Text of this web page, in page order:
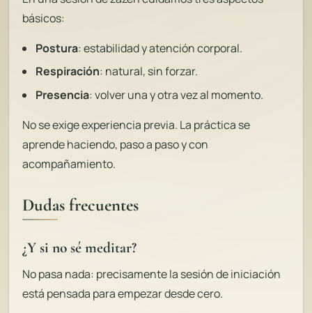
básicos:
Postura: estabilidad y atención corporal.
Respiración: natural, sin forzar.
Presencia: volver una y otra vez al momento.
No se exige experiencia previa. La práctica se
aprende haciendo, paso a paso y con
acompañamiento.
Dudas frecuentes
¿Y si no sé meditar?
No pasa nada: precisamente la sesión de iniciación
está pensada para empezar desde cero.